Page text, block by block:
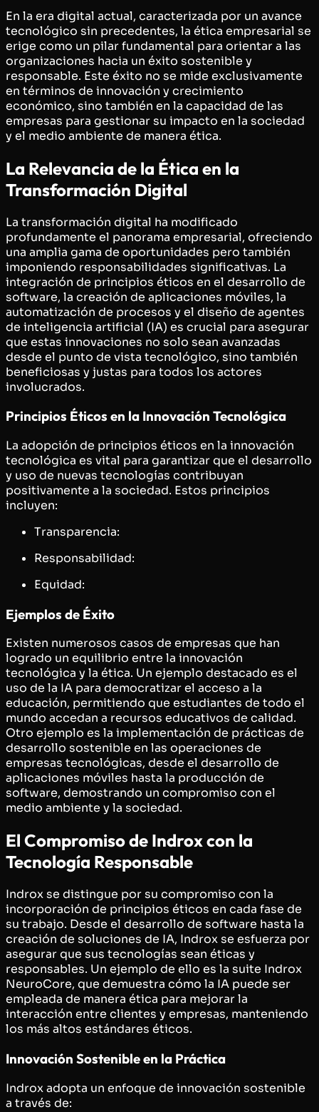
En la era digital actual, caracterizada por un avance
tecnológico sin precedentes, la ética empresarial se
erige como un pilar fundamental para orientar a las
organizaciones hacia un éxito sostenible y
responsable. Este éxito no se mide exclusivamente
en términos de innovación y crecimiento
económico, sino también en la capacidad de las
empresas para gestionar su impacto en la sociedad
y el medio ambiente de manera ética.
La Relevancia de la Ética en la
Transformación Digital
La transformación digital ha modificado
profundamente el panorama empresarial, ofreciendo
una amplia gama de oportunidades pero también
imponiendo responsabilidades significativas. La
integración de principios éticos en el desarrollo de
software, la creación de aplicaciones móviles, la
automatización de procesos y el diseño de agentes
de inteligencia artificial (IA) es crucial para asegurar
que estas innovaciones no solo sean avanzadas
desde el punto de vista tecnológico, sino también
beneficiosas y justas para todos los actores
involucrados.
Principios Éticos en la Innovación Tecnológica
La adopción de principios éticos en la innovación
tecnológica es vital para garantizar que el desarrollo
y uso de nuevas tecnologías contribuyan
positivamente a la sociedad. Estos principios
incluyen:
Transparencia:
Responsabilidad:
Equidad:
Ejemplos de Éxito
Existen numerosos casos de empresas que han
logrado un equilibrio entre la innovación
tecnológica y la ética. Un ejemplo destacado es el
uso de la IA para democratizar el acceso a la
educación, permitiendo que estudiantes de todo el
mundo accedan a recursos educativos de calidad.
Otro ejemplo es la implementación de prácticas de
desarrollo sostenible en las operaciones de
empresas tecnológicas, desde el desarrollo de
aplicaciones móviles hasta la producción de
software, demostrando un compromiso con el
medio ambiente y la sociedad.
El Compromiso de Indrox con la
Tecnología Responsable
Indrox se distingue por su compromiso con la
incorporación de principios éticos en cada fase de
su trabajo. Desde el desarrollo de software hasta la
creación de soluciones de IA, Indrox se esfuerza por
asegurar que sus tecnologías sean éticas y
responsables. Un ejemplo de ello es la suite Indrox
NeuroCore, que demuestra cómo la IA puede ser
empleada de manera ética para mejorar la
interacción entre clientes y empresas, manteniendo
los más altos estándares éticos.
Innovación Sostenible en la Práctica
Indrox adopta un enfoque de innovación sostenible
a través de: